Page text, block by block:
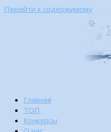
Перейти к содержимому
Главная
ТОП
Конкурсы